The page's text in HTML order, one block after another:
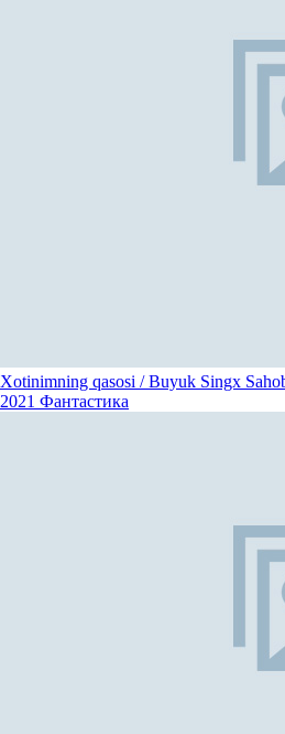
Xotinimning qasosi / Buyuk Singx
2021 Фантастика